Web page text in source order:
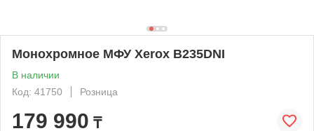
Монохромное МФУ Xerox B235DNI
В наличии
Код: 41750
Розница
179 990 ₸